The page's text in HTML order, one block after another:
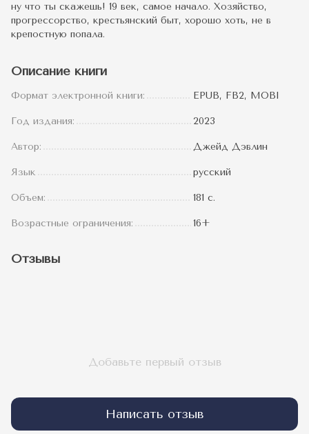
ну что ты скажешь! 19 век, самое начало. Хозяйство,
прогрессорство, крестьянский быт, хорошо хоть, не в
крепостную попала.
Описание книги
Формат электронной книги: EPUB, FB2, MOBI
Год издания: 2023
Автор: Джейд Дэвлин
Язык русский
Объем: 181 с.
Возрастные ограничения: 16+
Отзывы
Добавьте первый отзыв
Написать отзыв